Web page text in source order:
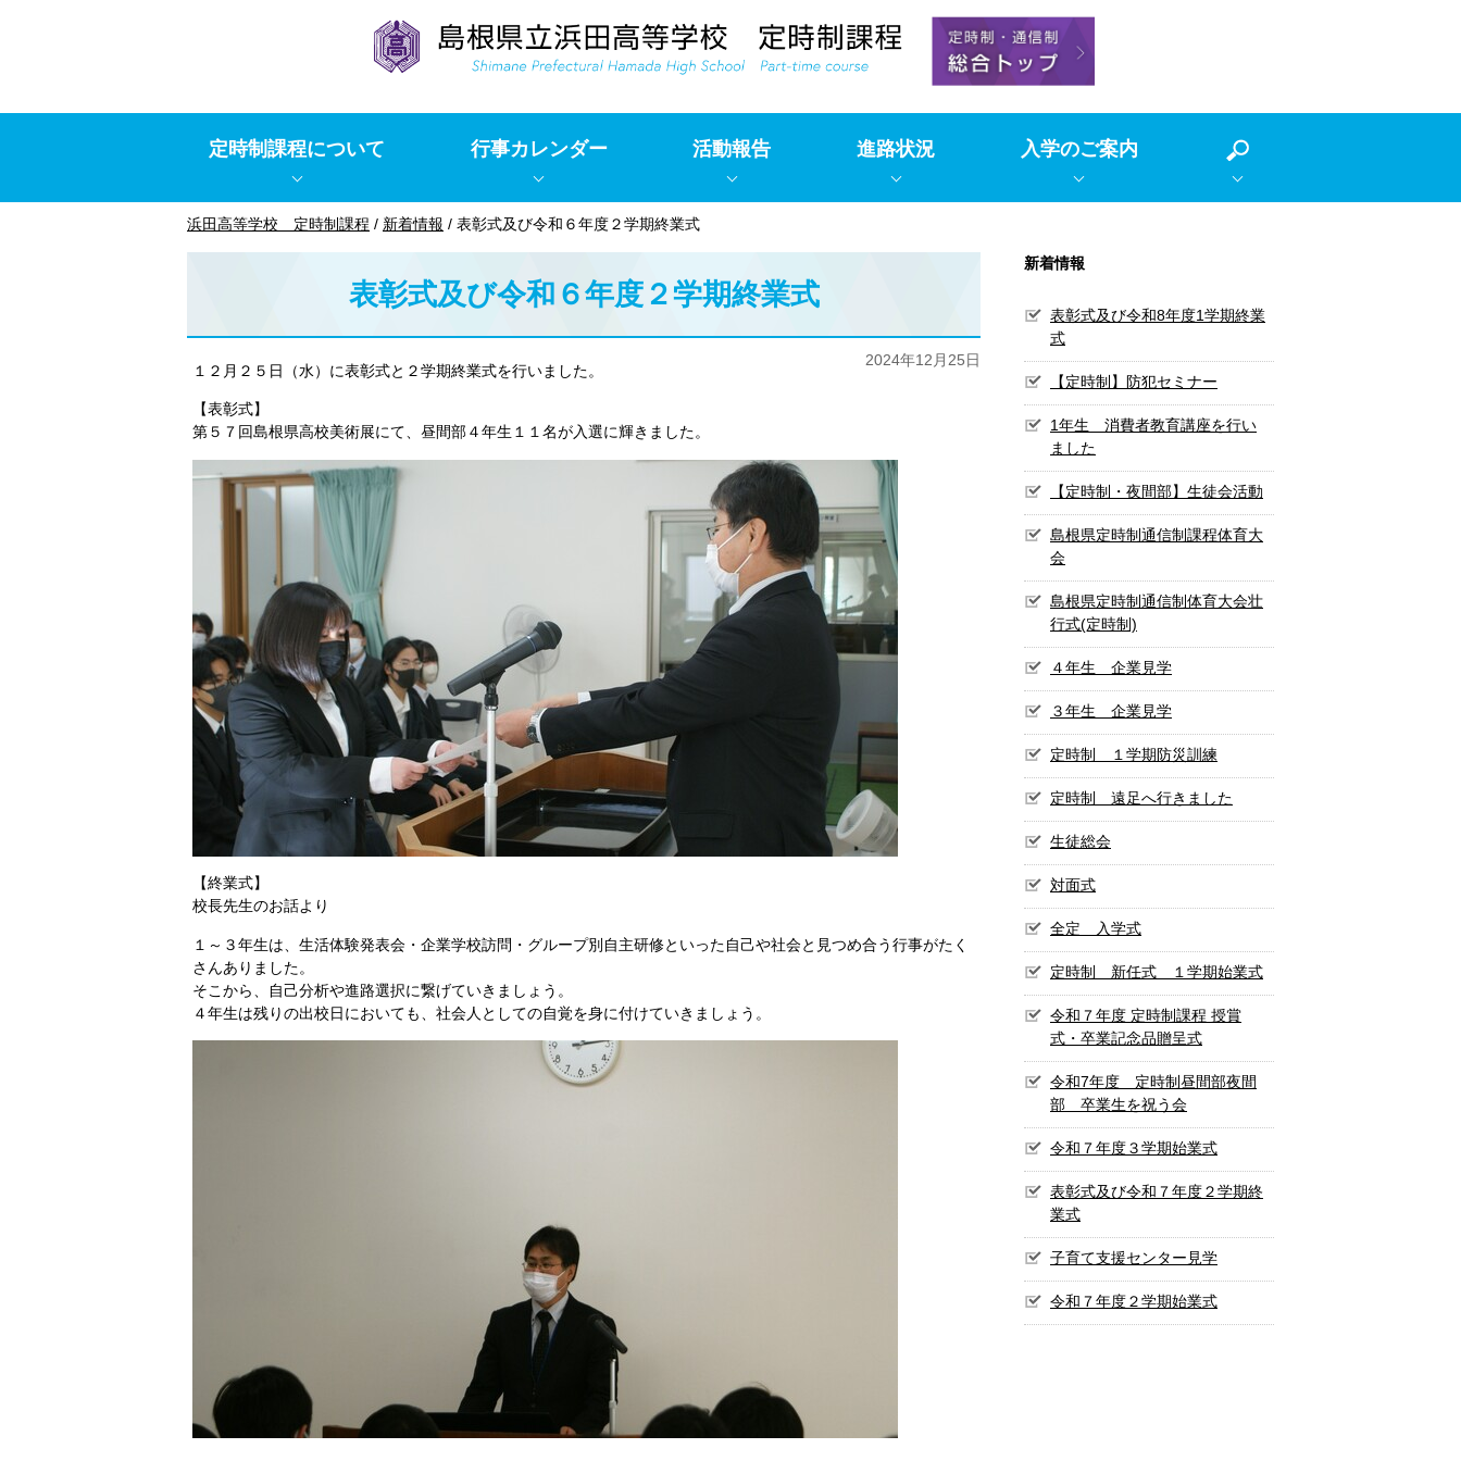
定時制課程について 行事カレンダー 活動報告 進路状況 入学のご案内
現
浜田高等学校 定時制課程 / 新着情報 / 表彰式及び令和６年度２学期終業式
表彰式及び令和６年度２学期終業式
2024年12月25日
１２月２５日（水）に表彰式と２学期終業式を行いました。
【表彰式】
第５７回島根県高校美術展にて、昼間部４年生１１名が入選に輝きました。
【終業式】
校長先生のお話より
１～３年生は、生活体験発表会・企業学校訪問・グループ別自主研修といった自己や社会と見つめ合う行事がたく
さんありました。
そこから、自己分析や進路選択に繋げていきましょう。
４年生は残りの出校日においても、社会人としての自覚を身に付けていきましょう。
新着情報
表彰式及び令和8年度1学期終業
式
【定時制】防犯セミナー
1年生 消費者教育講座を行い
ました
【定時制・夜間部】生徒会活動
島根県定時制通信制課程体育大
会
島根県定時制通信制体育大会壮
行式(定時制)
４年生 企業見学
３年生 企業見学
定時制 １学期防災訓練
定時制 遠足へ行きました
生徒総会
対面式
全定 入学式
定時制 新任式 １学期始業式
令和７年度 定時制課程 授賞
式・卒業記念品贈呈式
令和7年度 定時制昼間部夜間
部 卒業生を祝う会
令和７年度３学期始業式
表彰式及び令和７年度２学期終
業式
子育て支援センター見学
令和７年度２学期始業式